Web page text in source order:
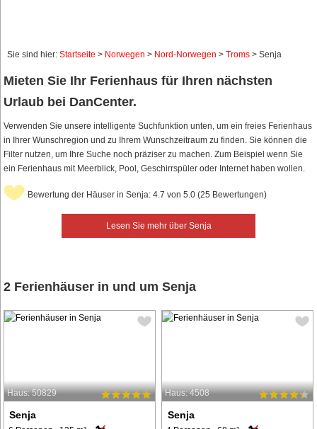
Sie sind hier: Startseite > Norwegen > Nord-Norwegen > Troms > Senja
Mieten Sie Ihr Ferienhaus für Ihren nächsten
Urlaub bei DanCenter.
Verwenden Sie unsere intelligente Suchfunktion unten, um ein freies Ferienhaus
in Ihrer Wunschregion und zu Ihrem Wunschzeitraum zu finden. Sie können die
Filter nutzen, um Ihre Suche noch präziser zu machen. Zum Beispiel wenn Sie
ein Ferienhaus mit Meerblick, Pool, Geschirrspüler oder Internet haben wollen.
Lesen Sie mehr über Senja
Bewertung der Häuser in Senja: 4.7 von 5.0 (25 Bewertungen)
2 Ferienhäuser in und um Senja
Haus: 50829
Senja
Haus: 4508
Senja